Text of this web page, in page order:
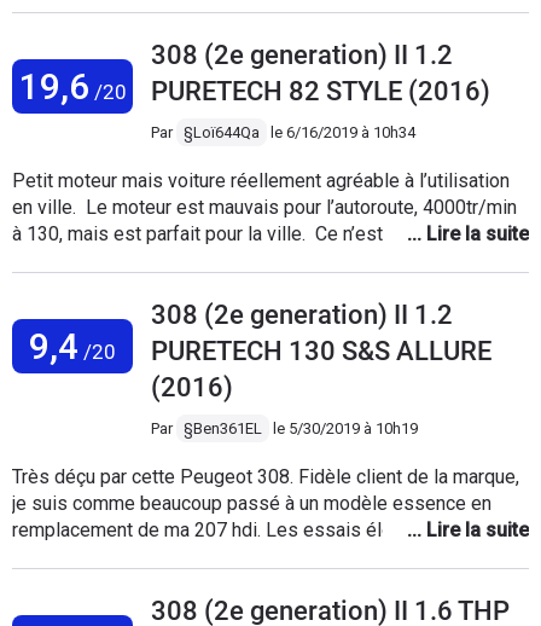
19,6 /20
308 (2e generation) II 1.2
PURETECH 82 STYLE (2016)
Par §Loï644Qa le 6/16/2019 à 10h34
Petit moteur mais voiture réellement agréable à l’utilisation
en ville. Le moteur est mauvais pour l’autoroute, 4000tr/min
à 130, mais est parfait pour la ville. Ce n’est pas un foudre
cette 308 est exemplaire, la qualité de finition est
fantastique et la position de conduite est tout simplement
incroyable. J’ai gardé ce véhicule 1 ans et demie, je l’ai
amené à 55.000km, je l’ai vendu pour tout autre chose en bva
et diesel car je faisais trop d’autoroute mais je la regrette.
9,4 /20
308 (2e generation) II 1.2
PURETECH 130 S&S ALLURE
(2016)
Par §Ben361EL le 5/30/2019 à 10h19
Très déçu par cette Peugeot 308. Fidèle client de la marque,
je suis comme beaucoup passé à un modèle essence en
remplacement de ma 207 hdi. Les essais élogieux de la
de cette voiture je pense avoir fait une grosse erreur en
308 (2e generation) II 1.6 THP